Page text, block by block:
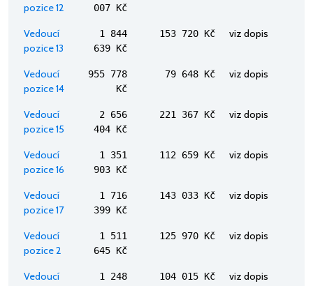
pozice 12 007 Kč
Vedoucí
pozice 13
1 844
639 Kč
153 720 Kč viz dopis
Vedoucí
pozice 14
955 778
Kč
79 648 Kč viz dopis
Vedoucí
pozice 15
2 656
404 Kč
221 367 Kč viz dopis
Vedoucí
pozice 16
1 351
903 Kč
112 659 Kč viz dopis
Vedoucí
pozice 17
1 716
399 Kč
143 033 Kč viz dopis
Vedoucí
pozice 2
1 511
645 Kč
125 970 Kč viz dopis
Vedoucí
1 248
104 015 Kč viz dopis